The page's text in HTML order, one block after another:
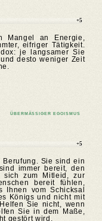
+5
Mangel an Energie,
eifriger Tätigkeit.
je langsamer Sie
desto weniger Zeit
ÜBERMÄSSIGER EGOISMUS
+5
Sie sind ein
immer bereit, den
sich zum Mitleid, zur
bereit fühlen,
vom Schicksal
Königs und nicht mit
Sie nicht, wenn
Sie in dem Maße,
gestört wird.